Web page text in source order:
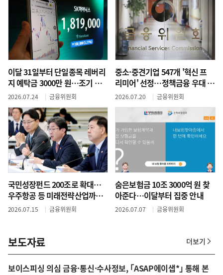
이달 31일부터 단일종목 레버리
지 예탁금 3000만 원…조기 시
행
2026.07.24 금융위원회
중소·중견기업 547개 '혁신 프
리미어' 선정…정책금융 우대 집
중
2026.07.20 금융위원회
국민성장펀드 200조로 확대…
우주항공 등 미래전략산업까지
지원
2026.07.15 금융위원회
숨은보험금 10조 3000억 원 찾
아준다…이달부터 집중 안내
2026.07.07 금융위원회
보도자료
보이스피싱 의심 금융·통신·수사정보, ｢ASAP에이샙*｣ 통해 본
도
더보기